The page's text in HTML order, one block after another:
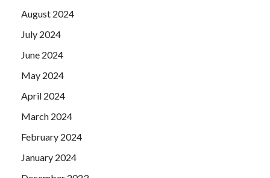
August 2024
July 2024
June 2024
May 2024
April 2024
March 2024
February 2024
January 2024